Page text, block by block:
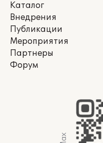
Каталог
Внедрения
Публикации
Мероприятия
Партнеры
Форум